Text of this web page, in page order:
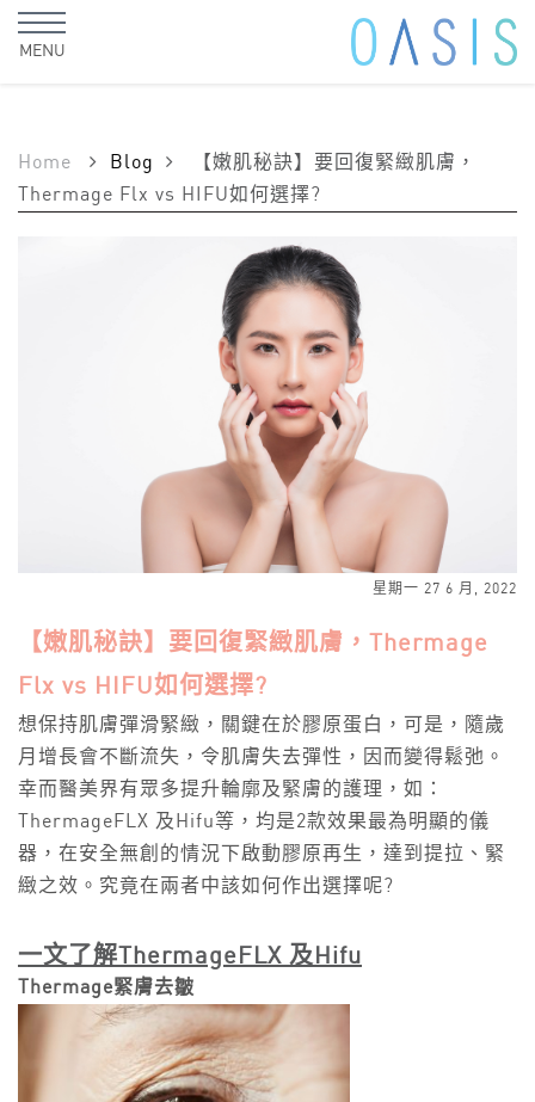
MENU
Home Blog
【嫩肌秘訣】要回復緊緻肌膚，
Thermage Flx vs HIFU如何選擇?
星期一 27 6 月, 2022
【嫩肌秘訣】要回復緊緻肌膚，Thermage
Flx vs HIFU如何選擇?
想保持肌膚彈滑緊緻，關鍵在於膠原蛋白，可是，隨歲
月增長會不斷流失，令肌膚失去彈性，因而變得鬆弛。
幸而醫美界有眾多提升輪廓及緊膚的護理，如：
ThermageFLX 及Hifu等，均是2款效果最為明顯的儀
器，在安全無創的情況下啟動膠原再生，達到提拉、緊
緻之效。究竟在兩者中該如何作出選擇呢?
一文了解ThermageFLX 及Hifu
Thermage緊膚去皺